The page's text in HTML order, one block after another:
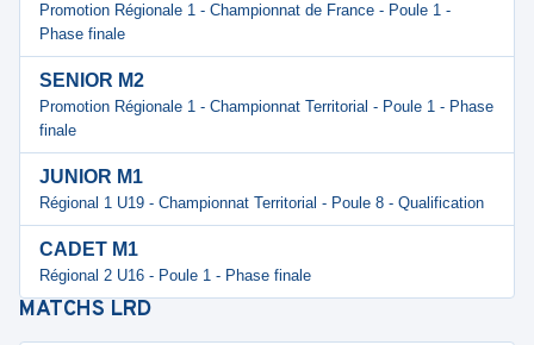
Promotion Régionale 1 - Championnat de France - Poule 1 -
Phase finale
SENIOR M2
Promotion Régionale 1 - Championnat Territorial - Poule 1 - Phase
finale
JUNIOR M1
Régional 1 U19 - Championnat Territorial - Poule 8 - Qualification
CADET M1
Régional 2 U16 - Poule 1 - Phase finale
MATCHS LRD